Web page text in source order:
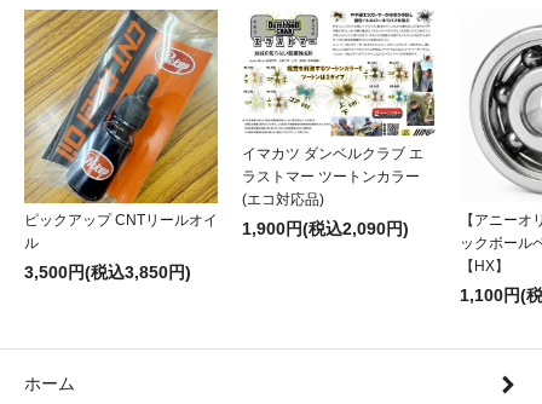
ピックアップ CNTリールオイ
ル
3,500円(税込3,850円)
イマカツ ダンベルクラブ エ
ラストマー ツートンカラー
(エコ対応品)
1,900円(税込2,090円)
【アニーオ
ックボール
【HX】
1,100円(
ホーム